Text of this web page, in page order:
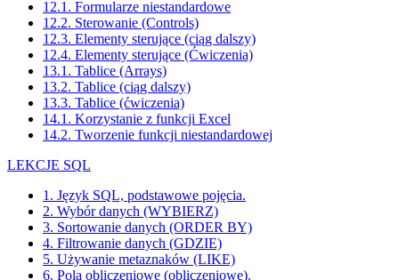
12.1. Formularze niestandardowe
12.2. Sterowanie (Controls)
12.3. Elementy sterujące (ciąg dalszy)
12.4. Elementy sterujące (Ćwiczenia)
13.1. Tablice (Arrays)
13.2. Tablice (ciąg dalszy)
13.3. Tablice (ćwiczenia)
14.1. Korzystanie z funkcji Excel
14.2. Tworzenie funkcji niestandardowej
LEKCJE SQL
1. Język SQL, podstawowe pojęcia.
2. Wybór danych (WYBIERZ)
3. Sortowanie danych (ORDER BY)
4. Filtrowanie danych (GDZIE)
5. Używanie metaznaków (LIKE)
6. Pola obliczeniowe (obliczeniowe).